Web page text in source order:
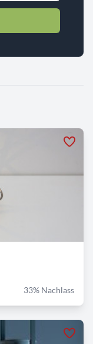
33% Nachlass